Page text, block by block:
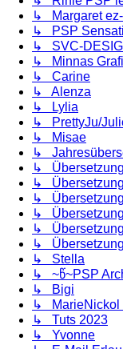
↳ Margaret
↳ PSP
↳ SVC-
↳ Minnas
↳ Carine
↳ Alenza
↳ Lylia
↳ PrettyJu/
↳ Misae
↳
↳
↳
↳
↳
↳
↳
↳ Stella
↳ ~წ~PSP
↳ Bigi
↳ MarieNickol
↳ Tuts 2023
↳ Yvonne